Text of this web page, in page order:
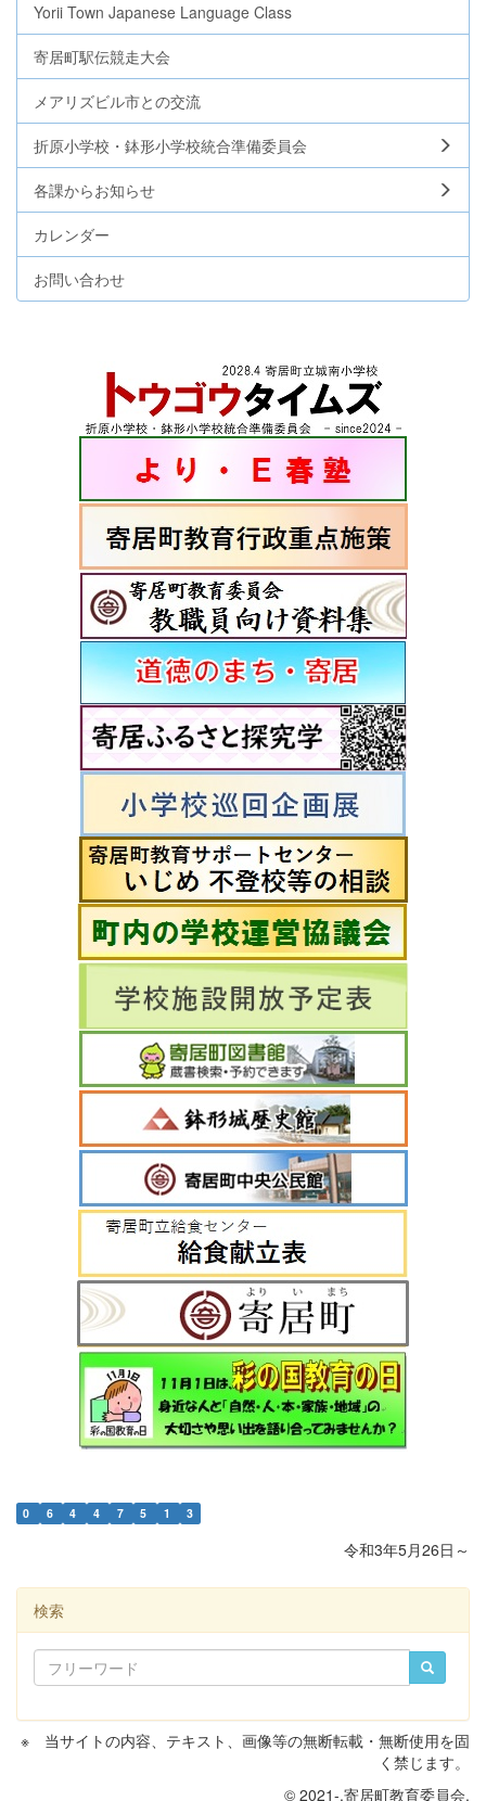
Yorii Town Japanese Language Class
寄居町駅伝競走大会
メアリズビル市との交流
折原小学校・鉢形小学校統合準備委員会
各課からお知らせ
カレンダー
お問い合わせ
0 6 4 4 7 5 1 3
令和3年5月26日～
検索
※ 当サイトの内容、テキスト、画像等の無断転載・無断使用を固
く禁じます。
© 2021-.寄居町教育委員会.